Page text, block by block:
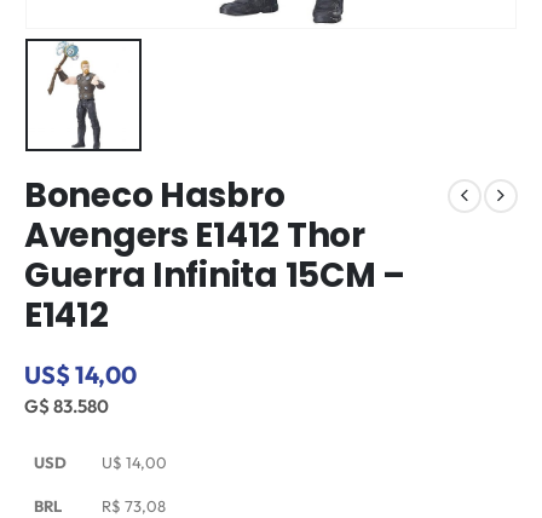
Boneco Hasbro
Avengers E1412 Thor
Guerra Infinita 15CM –
E1412
US$ 14,00
G$ 83.580
USD U$ 14,00
BRL R$ 73,08